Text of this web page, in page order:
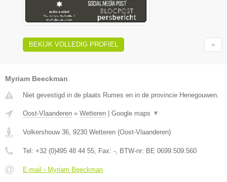
BEKIJK VOLLEDIG PROFIEL
Myriam Beeckman
Niet gevestigd in de plaats Rumes en in de provincie Henegouwen.
Oost-Vlaanderen » Wetteren Google maps ▼
Volkershouw 36 9230 Wetteren (Oost-Vlaanderen)
Tel: +32 (0)495 48 44 55 , Fax: - , BTW-nr: BE 0699.509.560
E-mail › Myriam Beeckman